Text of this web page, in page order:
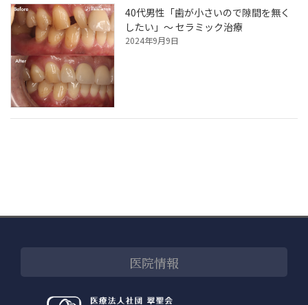
40代男性「歯が小さいので隙間を無く
したい」～ セラミック治療
2024年9月9日
医院情報